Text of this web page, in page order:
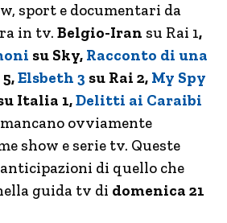
sport e documentari da
in tv. Belgio-Iran su Rai 1,
su Sky, Racconto di una
Elsbeth 3 su Rai 2, My Spy
Italia 1,Delitti ai Caraibi
ovviamente
show e serie tv. Queste
di quello che
guida tv di domenica 21